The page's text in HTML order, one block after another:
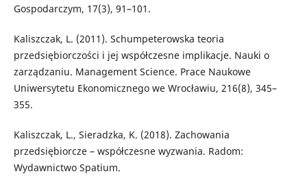
Gospodarczym, 17(3), 91–101.
Kaliszczak, L. (2011). Schumpeterowska teoria
przedsiębiorczości i jej współczesne implikacje. Nauki o
zarządzaniu. Management Science. Prace Naukowe
Uniwersytetu Ekonomicznego we Wrocławiu, 216(8), 345–
355.
Kaliszczak, L., Sieradzka, K. (2018). Zachowania
przedsiębiorcze – współczesne wyzwania. Radom:
Wydawnictwo Spatium.